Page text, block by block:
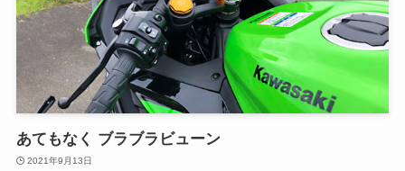
あてもなく ブラブラビューン
2021年9月13日